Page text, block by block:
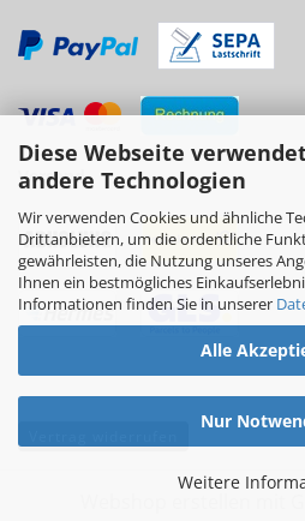
Diese Webseite
andere Technologien
Wir verwenden Cookies und ähnliche
Drittanbietern, um die ordentliche
gewährleisten, die Nutzung unseres
Ihnen ein bestmögliches
Informationen finden Sie in unserer
Alle
Nur
Weitere
Versand